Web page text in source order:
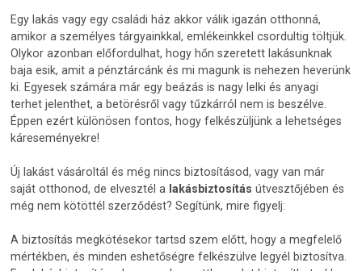
Egy lakás vagy egy családi ház akkor válik igazán otthonná,
amikor a személyes tárgyainkkal, emlékeinkkel csordultig töltjük.
Olykor azonban előfordulhat, hogy hőn szeretett lakásunknak
baja esik, amit a pénztárcánk és mi magunk is nehezen heverünk
ki. Egyesek számára már egy beázás is nagy lelki és anyagi
terhet jelenthet, a betörésről vagy tűzkárról nem is beszélve.
Éppen ezért különösen fontos, hogy felkészüljünk a lehetséges
káreseményekre!
Új lakást vásároltál és még nincs biztosításod, vagy van már
saját otthonod, de elvesztél a lakásbiztosítás útvesztőjében és
még nem kötöttél szerződést? Segítünk, mire figyelj:
A biztosítás megkötésekor tartsd szem előtt, hogy a megfelelő
mértékben, és minden eshetőségre felkészülve legyél biztosítva.